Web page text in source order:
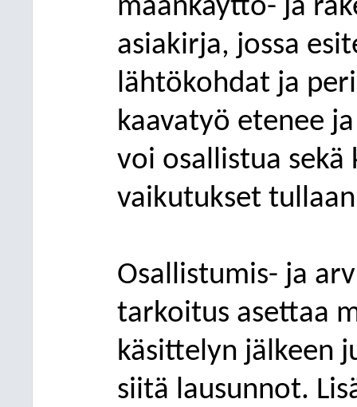
maankäyttö- ja
asiakirja, jossa
lähtökohdat ja
kaavatyö etenee
voi osallistua sekä
vaikutukset tulla
Osallistumis- ja
tarkoitus asettaa
käsittelyn jälkeen
siitä lausunnot.